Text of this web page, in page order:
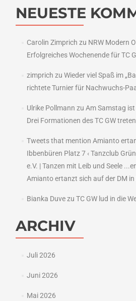
NEUESTE
Carolin Zimprich zu NRW Modern
Erfolgreiches Wochenende für TC
zimprich zu Wieder viel Spaß im
richtete Turnier für Nachwuchs-
Ulrike Pollmann zu Am Samstag
Drei Formationen des TC GW
Tweets that mention Amianto
Ibbenbüren Platz 7 ‹ Tanzclub
e.V. | Tanzen mit Leib und Seele
Amianto ertanzt sich auf der DM
Bianka Duvezu TC GW lud in die
ARCHIV
Juli 2026
Juni 2026
Mai 2026